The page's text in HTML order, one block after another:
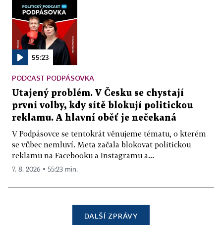
55:23
PODCAST PODPÁSOVKA
Utajený problém. V Česku se chystají
první volby, kdy sítě blokují politickou
reklamu. A hlavní oběť je nečekaná
V Podpásovce se tentokrát věnujeme tématu, o kterém
se vůbec nemluví. Meta začala blokovat politickou
reklamu na Facebooku a Instagramu a...
7. 8. 2026 ▪ 55:23 min.
DALŠÍ ZPRÁVY